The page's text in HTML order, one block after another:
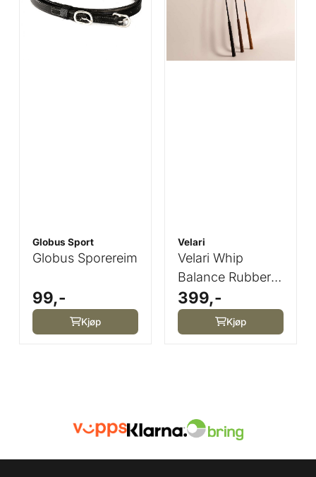
Globus Sport
Globus Sporereim
99,-
Kjøp
Velari
Velari Whip
Balance Rubber
Grip - Flere
Farger
399,-
Kjøp